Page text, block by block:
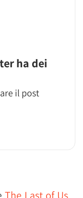
ha dei
il post
The Last of Us